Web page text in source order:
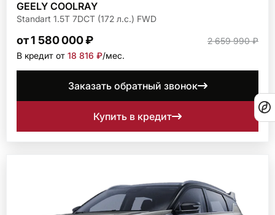
GEELY COOLRAY
Standart 1.5T 7DCT (172 л.с.) FWD
от 1 580 000 ₽
2 659 990 ₽
В кредит от 18 816 ₽/мec.
Заказать обратный звонок
Купить в кредит